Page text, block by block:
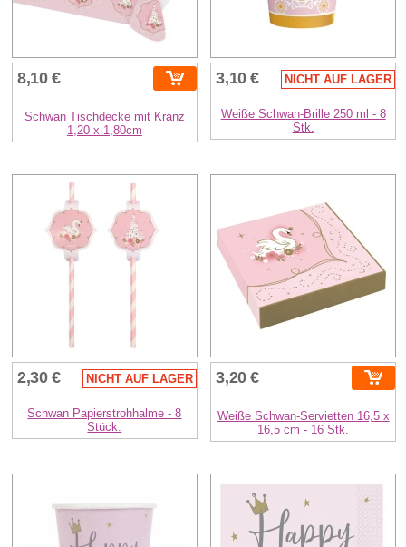
8,10 €
Schwan Tischdecke mit Kranz
1,20 x 1,80cm
3,10 € NICHT AUF LAGER
Weiße Schwan-Brille 250 ml - 8
Stk.
2,30 € NICHT AUF LAGER
Schwan Papierstrohhalme - 8
Stück.
3,20 €
Weiße Schwan-Servietten 16,5 x
16,5 cm - 16 Stk.